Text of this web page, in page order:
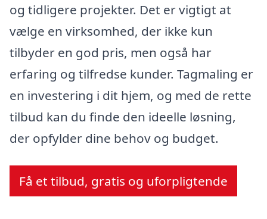
og tidligere projekter. Det er vigtigt at
vælge en virksomhed, der ikke kun
tilbyder en god pris, men også har
erfaring og tilfredse kunder. Tagmaling er
en investering i dit hjem, og med de rette
tilbud kan du finde den ideelle løsning,
der opfylder dine behov og budget.
Få et tilbud, gratis og uforpligtende